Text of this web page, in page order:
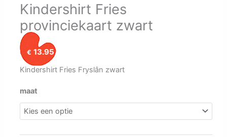
Kindershirt Fries
provinciekaart zwart
€ 13.95
Kindershirt Fries Fryslân zwart
maat